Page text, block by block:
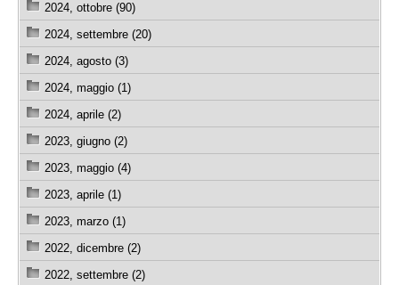
2024, ottobre (90)
2024, settembre (20)
2024, agosto (3)
2024, maggio (1)
2024, aprile (2)
2023, giugno (2)
2023, maggio (4)
2023, aprile (1)
2023, marzo (1)
2022, dicembre (2)
2022, settembre (2)